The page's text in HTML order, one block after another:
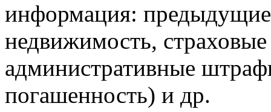
информация:
недвижимость,
административные
погашенность) и др.